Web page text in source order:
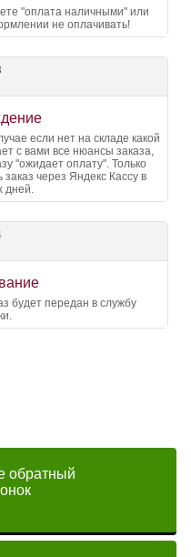
"оплата наличными" или
не оплачивать!
если нет на складе какой
с вами все нюансы заказа,
"ожидает оплату". Только
через Яндекс Кассу в
дней.
будет передан в службу
обратный